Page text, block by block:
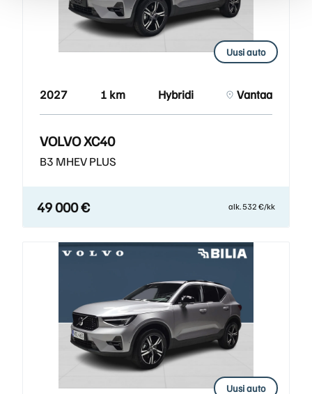
Uusi auto
2027 1 km Hybridi Vantaa
VOLVO XC40
B3 MHEV PLUS
49 000 € alk. 532 €/kk
Uusi auto